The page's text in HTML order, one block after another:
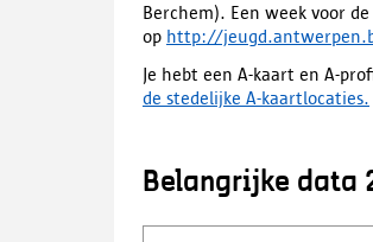
Berchem). Een week voor
op http://
Je hebt een A-kaart en A-
de stedelijke A-kaartlocaties.
Belangrijke data